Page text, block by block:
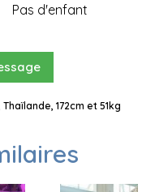
Pas d'enfant
172cm et 51kg